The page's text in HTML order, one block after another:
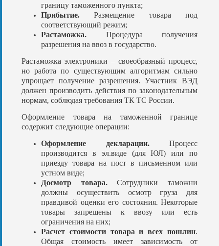
границу таможенного пункта;
Прибытие. Размещение товара под
соответствующий режим;
Растаможка. Процедура получения
разрешения на ввоз в государство.
Растаможка электроники – своеобразный процесс,
но работа по существующим алгоритмам сильно
упрощает получение разрешения. Участник ВЭД
должен производить действия по законодательным
нормам, соблюдая требования ТК ТС России.
Оформление товара на таможенной границе
содержит следующие операции:
Оформление декларации.Процесс
производится в эл.виде (для ЮЛ) или по
приезду товара на пост в письменном или
устном виде;
Досмотр товара.Сотрудники таможни
должны осуществить осмотр груза для
правдивой оценки его состояния. Некоторые
товары запрещены к ввозу или есть
ограничения на них;
Расчет стоимости товара и всех пошлин.
Общая стоимость имеет зависимость от